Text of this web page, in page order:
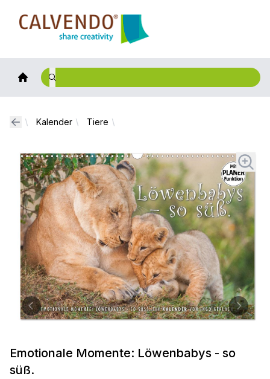
Calvendo
Kalender Tiere
Emotionale Momente: Löwenbabys - so
süß.